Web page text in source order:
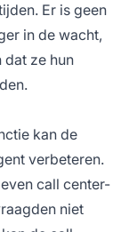
Er is geen
in de wacht,
dat ze hun
kan de
verbeteren.
call center-
niet